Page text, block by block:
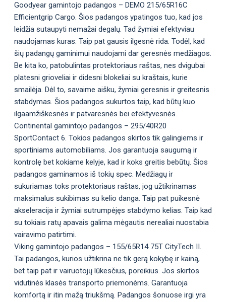
Goodyear gamintojo padangos – DEMO 215/65R16C
Efficientgrip Cargo. Šios padangos ypatingos tuo, kad jos
leidžia sutaupyti nemažai degalų. Tad žymiai efektyviau
naudojamas kuras. Taip pat gausis ilgesnė rida. Todėl, kad
šių padangų gaminimui naudojami dar geresnės medžiagos.
Be kita ko, patobulintas protektoriaus raštas, nes dvigubai
platesni grioveliai ir didesni blokeliai su kraštais, kurie
smailėja. Dėl to, savaime aišku, žymiai geresnis ir greitesnis
stabdymas. Šios padangos sukurtos taip, kad būtų kuo
ilgaamžiškesnės ir patvaresnės bei efektyvesnės.
Continental gamintojo padangos – 295/40R20
SportContact 6. Tokios padangos skirtos tik galingiems ir
sportiniams automobiliams. Jos garantuoja saugumą ir
kontrolę bet kokiame kelyje, kad ir koks greitis bebūtų. Šios
padangos gaminamos iš tokių spec. Medžiagų ir
sukuriamas toks protektoriaus raštas, jog užtikrinamas
maksimalus sukibimas su kelio danga. Taip pat puikesnė
akseleracija ir žymiai sutrumpėjęs stabdymo kelias. Taip kad
su tokiais ratų apavais galima mėgautis nerealiai nuostabia
vairavimo patirtimi.
Viking gamintojo padangos – 155/65R14 75T CityTech II.
Tai padangos, kurios užtikrina ne tik gerą kokybę ir kainą,
bet taip pat ir vairuotojų lūkesčius, poreikius. Jos skirtos
vidutinės klasės transporto priemonėms. Garantuoja
komfortą ir itin mažą triukšmą. Padangos šonuose irgi yra